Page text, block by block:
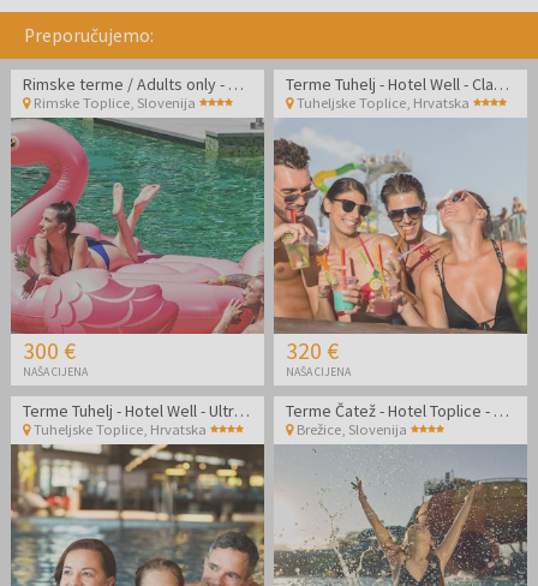
Preporučujemo:
Rimske terme / Adults only - Hotel Zdraviliški dvor - Posebna ljetna akcijska cijena
Rimske Toplice, Slovenija
300 €
NAŠA CIJENA
Terme Tuhelj - Hotel Well - Classic soba - Ljetni odmor
Tuheljske Toplice Hrvatska
320 €
NAŠA CIJENA
Terme Tuhelj - Hotel Well - Ultra last minute ljeto za cijelu obitelj
Tuheljske Toplice, Hrvatska
Terme Čatež - Hotel Toplice - Ljetna termalna zabava
Brežice Slovenija